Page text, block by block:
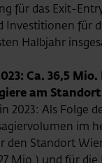
für das Exit-
für
Halbjahr
Ca. 36,5
am
2023: Als Folge
im
Standort
Mio.) und für